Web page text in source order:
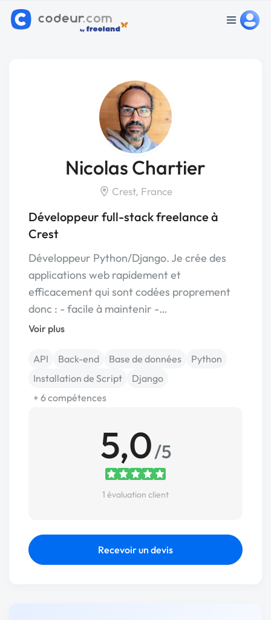
Nicolas Chartier
Crest, France
Développeur full-stack freelance à
Crest
Développeur Python/Django. Je crée des
applications web rapidement et
efficacement qui sont codées proprement
donc : - facile à maintenir -…
Voir plus
API Back-end Base de données
Python
Installation de Script
Django
+ 6 compétences
5,0/5
1 évaluation client
Recevoir un devis